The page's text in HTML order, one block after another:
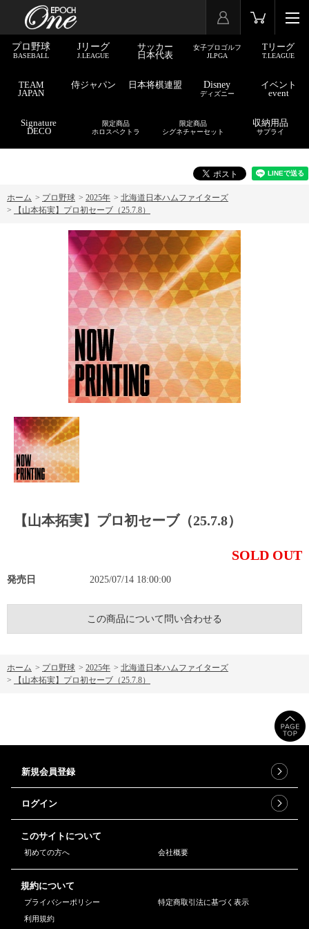
プロ野球
BASEBALL
Jリーグ
J.LEAGUE
サッカー
日本代表
女子プロゴルフ
JLPGA
Tリーグ
T.LEAGUE
TEAM
JAPAN
侍ジャパン 日本将棋連盟 Disney
ディズニー
イベント
event
Signature
DECO
限定商品
ホロスペクトラ
限定商品
シグネチャーセット
収納用品
サプライ
ホーム > プロ野球 > 2025年 > 北海道日本ハムファイターズ
>
【山本拓実】プロ初セーブ（25.7.8）
【山本拓実】プロ初セーブ（25.7.8）
SOLD OUT
発売日 2025/07/14 18:00:00
この商品について問い合わせる
ホーム > プロ野球 > 2025年 > 北海道日本ハムファイターズ
>
【山本拓実】プロ初セーブ（25.7.8）
新規会員登録
ログイン
このサイトについて
初めての方へ 会社概要
規約について
プライバシーポリシー
特定商取引法に基づく表示
利用規約